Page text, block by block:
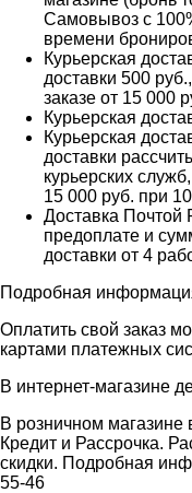
Самовывоз с
времени
Курьерская
доставки 500
заказе от 15 000
Курьерская
Курьерская
доставки
курьерских
15 000 руб. при
Доставка Почтой
предоплате и
доставки от 4
Подробная
Оплатить свой заказ
картами платежных
В интернет-магазине
В розничном магазине
Кредит и Рассрочка.
скидки. Подробная
55-46